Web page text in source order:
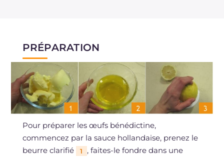
PRÉPARATION
Pour préparer les œufs bénédictine,
commencez par la sauce hollandaise, prenez le
beurre clarifié
1
, faites-le fondre dans une